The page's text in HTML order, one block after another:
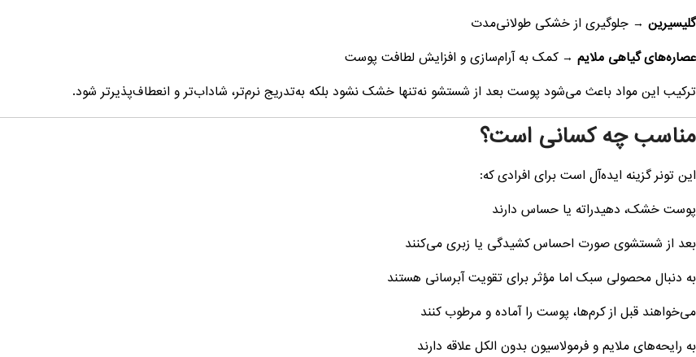
گلیسیرین → جلوگیری از خشکی طولانی‌مدت
عصاره‌های گیاهی ملایم → کمک به آرام‌سازی و افزایش لطافت پوست
ترکیب این مواد باعث می‌شود پوست بعد از شستشو نه‌تنها خشک نشود بلکه به‌تدریج نرم‌تر، شاداب‌تر و انعطاف‌پذیرتر شود.
مناسب چه کسانی است؟
این تونر گزینه ایده‌آل است برای افرادی که:
پوست خشک، دهیدراته یا حساس دارند
بعد از شستشوی صورت احساس کشیدگی یا زبری می‌کنند
به دنبال محصولی سبک اما مؤثر برای تقویت آبرسانی هستند
می‌خواهند قبل از کرم‌ها، پوست را آماده و مرطوب کنند
به رایحه‌های ملایم و فرمولاسیون بدون الکل علاقه دارند